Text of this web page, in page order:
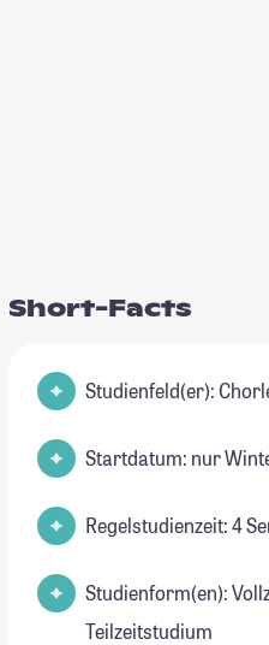
Short-Facts
Startdatum: nur
Regelstudienzeit: 4
Studienform(en):
Teilzeitstudium